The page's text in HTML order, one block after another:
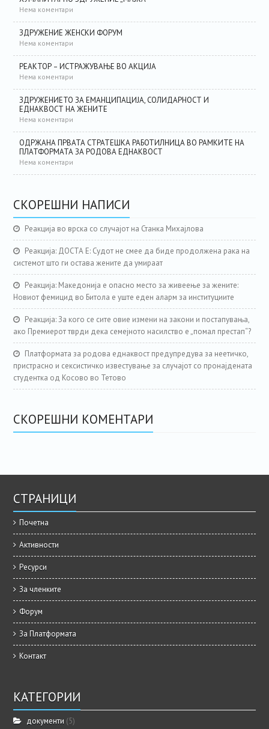
Нема коментари
ЗДРУЖЕНИЕ ЖЕНСКИ ФОРУМ
Нема коментари
РЕАКТОР – ИСТРАЖУВАЊЕ ВО АКЦИЈА
Нема коментари
ЗДРУЖЕНИЕТО ЗА ЕМАНЦИПАЦИЈА, СОЛИДАРНОСТ И
ЕДНАКВОСТ НА ЖЕНИТЕ
Нема коментари
ОДРЖАНА ПРВАТА СТРАТЕШКА РАБОТИЛНИЦА ВО РАМКИТЕ НА
ПЛАТФОРМАТА ЗА РОДОВА ЕДНАКВОСТ
Нема коментари
СКОРЕШНИ НАПИСИ
Реакција во врска со случајот на Станка Михајлова
Реакција: ДОСТА Е: Судот не смее да биде продолжена рака на
системот што ги остава жените да умираат
Реакција: Македонија е опасно место за живеење за жените:
Новиот фемицид во Битола е уште еден аларм за институциите
Реакција: За кого се сите овие измени на закони и постапувања,
ако Премиерот тврди дека семејното насилство е „помал престап“?
Платформата за родова еднаквост предупредува за неетичко,
пристрасно и сексистичко известување за случајот со пронајдената
студентка од Косово во Тетово
СКОРЕШНИ КОМЕНТАРИ
СТРАНИЦИ
Почетна
Активности
Ресурси
За членките
Форум
За Платформата
Контакт
КАТЕГОРИИ
документи (5)